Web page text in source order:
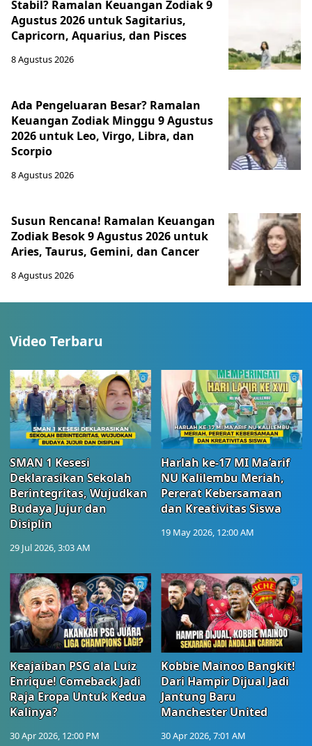
Stabil? Ramalan Keuangan Zodiak 9
Agustus 2026 untuk Sagitarius,
Capricorn, Aquarius, dan Pisces
8 Agustus 2026
Ada Pengeluaran Besar? Ramalan
Keuangan Zodiak Minggu 9 Agustus
2026 untuk Leo, Virgo, Libra, dan
Scorpio
8 Agustus 2026
Susun Rencana! Ramalan Keuangan
Zodiak Besok 9 Agustus 2026 untuk
Aries, Taurus, Gemini, dan Cancer
8 Agustus 2026
Video Terbaru
SMAN 1 Kesesi
Deklarasikan Sekolah
Berintegritas, Wujudkan
Budaya Jujur dan
Disiplin
29 Jul 2026, 3:03 AM
Harlah ke-17 MI Ma’arif
NU Kalilembu Meriah,
Pererat Kebersamaan
dan Kreativitas Siswa
19 May 2026, 12:00 AM
Keajaiban PSG ala Luiz
Enrique! Comeback Jadi
Raja Eropa Untuk Kedua
Kalinya?
30 Apr 2026, 12:00 PM
Kobbie Mainoo Bangkit!
Dari Hampir Dijual Jadi
Jantung Baru
Manchester United
30 Apr 2026, 7:01 AM